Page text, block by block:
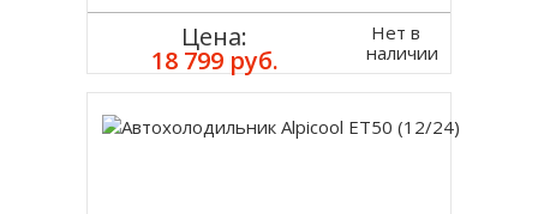
Цена:
18 799 руб.
Нет в
наличии